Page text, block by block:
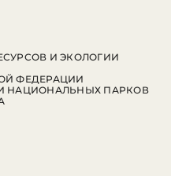
И ЭКОЛОГИИ
ФЕДЕРАЦИИ
НАЦИОНАЛЬНЫХ ПАРКОВ